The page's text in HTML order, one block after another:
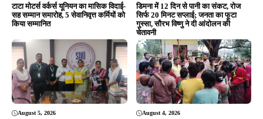
टाटा मोटर्स वर्कर्स यूनियन का मासिक विदाई-
सह सम्मान समारोह, 5 सेवानिवृत्त कर्मियों को
किया सम्मानित
डिमना में 12 दिन से पानी का संकट, रोज
सिर्फ 20 मिनट सप्लाई; जनता का फूटा
गुस्सा, सौरभ विष्णु ने दी आंदोलन की
चेतावनी
August 5, 2026 August 4, 2026